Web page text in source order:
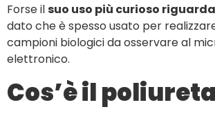
Forse ilsuo uso più curioso
dato che è spesso usato per
campioni biologici da osservare al
elettronico.
Cos’è il